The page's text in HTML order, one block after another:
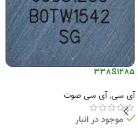
338S1285
آی سی,آی سی صوت
موجود در انبار